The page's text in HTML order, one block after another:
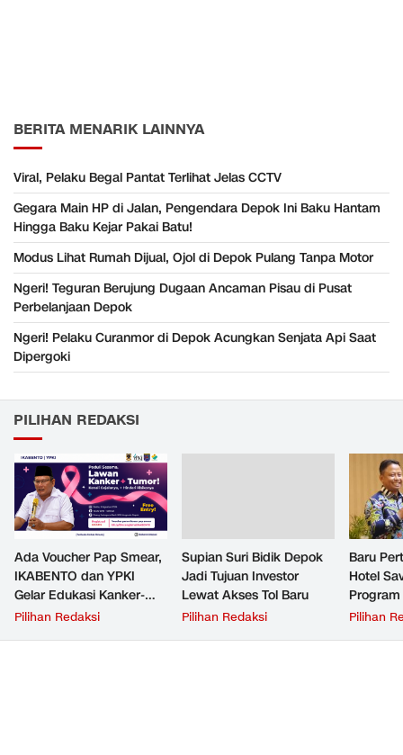
BERITA MENARIK LAINNYA
Viral, Pelaku Begal Pantat Terlihat Jelas CCTV
Gegara Main HP di Jalan, Pengendara Depok Ini Baku Hantam
Hingga Baku Kejar Pakai Batu!
Modus Lihat Rumah Dijual, Ojol di Depok Pulang Tanpa Motor
Ngeri! Teguran Berujung Dugaan Ancaman Pisau di Pusat
Perbelanjaan Depok
Ngeri! Pelaku Curanmor di Depok Acungkan Senjata Api Saat
Dipergoki
PILIHAN REDAKSI
Ada Voucher Pap Smear,
IKABENTO dan YPKI
Gelar Edukasi Kanker-
Tumor Gratis di Depok
Pilihan Redaksi
Supian Suri Bidik Depok
Jadi Tujuan Investor
Lewat Akses Tol Baru
Pilihan Redaksi
Baru
Hotel
Suri
Pilihan